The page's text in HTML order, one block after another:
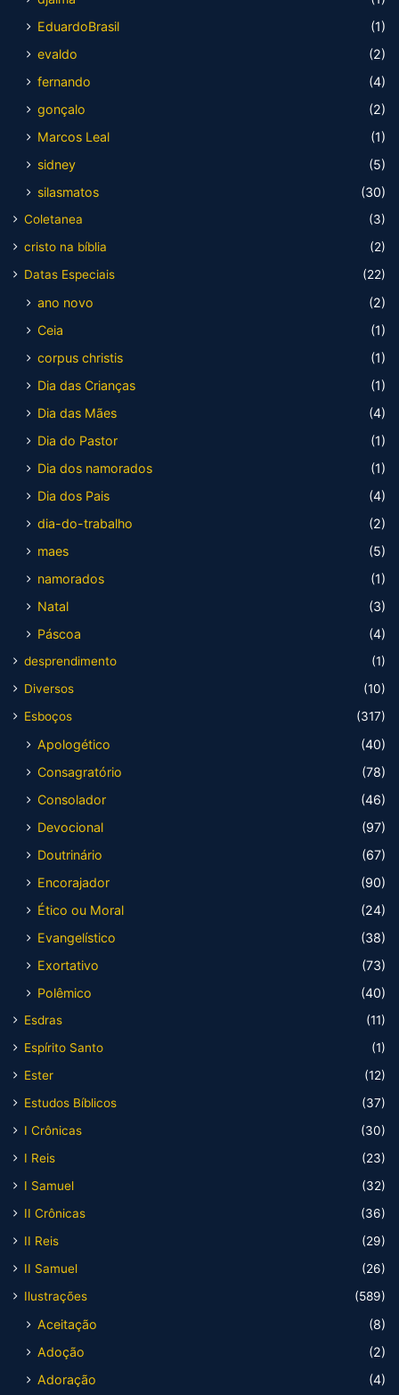
EduardoBrasil
(1)
evaldo
(2)
fernando
(4)
gonçalo
(2)
Marcos Leal
(1)
sidney
(5)
silasmatos
(30)
Coletanea
(3)
cristo na bíblia
(2)
Datas Especiais
(22)
ano novo
(2)
Ceia
(1)
corpus christis
(1)
Dia das Crianças
(1)
Dia das Mães
(4)
Dia do Pastor
(1)
Dia dos namorados
(1)
Dia dos Pais
(4)
dia-do-trabalho
(2)
maes
(5)
namorados
(1)
Natal
(3)
Páscoa
(4)
desprendimento
(1)
Diversos
(10)
Esboços
(317)
Apologético
(40)
Consagratório
(78)
Consolador
(46)
Devocional
(97)
Doutrinário
(67)
Encorajador
(90)
Ético ou Moral
(24)
Evangelístico
(38)
Exortativo
(73)
Polêmico
(40)
Esdras
(11)
Espírito Santo
(1)
Ester
(12)
Estudos Bíblicos
(37)
I Crônicas
(30)
I Reis
(23)
I Samuel
(32)
II Crônicas
(36)
II Reis
(29)
II Samuel
(26)
Ilustrações
(589)
Aceitação
(8)
Adoção
(2)
Adoração
(4)